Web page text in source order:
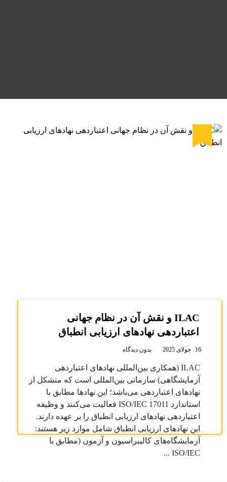
ILAC و نقش آن در نظام جهانی
اعتباردهی نهادهای ارزیابی انطباق
16 جولای 2025 بدون دیدگاه
ILAC (همکاری بین‌المللی نهادهای اعتباردهی
آزمایشگاهی) سازمانی بین‌المللی است که متشکل از
نهادهای اعتباردهی می‌باشد؛ این نهادها مطابق با
استاندارد ISO/IEC 17011 فعالیت می‌کنند و وظیفه
اعتباردهی نهادهای ارزیابی انطباق را بر عهده دارند.
این نهادهای ارزیابی انطباق شامل موارد زیر هستند:
آزمایشگاه‌های کالیبراسیون و آزمون (مطابق با
ISO/IEC ...